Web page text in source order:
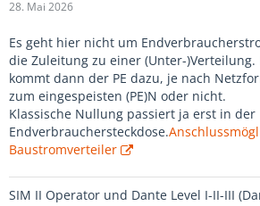
28. Mai 2026
Es geht hier nicht um
die Zuleitung zu einer (Unter-
kommt dann der PE dazu, je nach
zum eingespeisten (PE)N oder nicht.
Klassische Nullung passiert ja erst in der
Endverbrauchersteckdose.
Baustromverteiler
SIM II Operator und Dante Level I-II-III